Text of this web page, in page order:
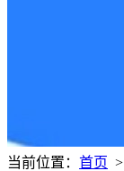
当前位置： 首页 >